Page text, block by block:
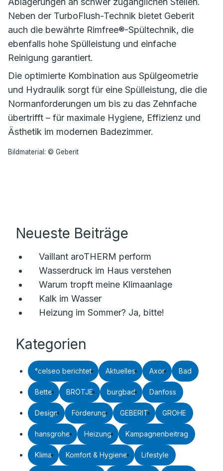
Neben der TurboFlush-Technik bietet Geberit
auch die bewährte Rimfree®-Spültechnik, die
ebenfalls hohe Spülleistung und einfache
Reinigung garantiert.
Die optimierte Kombination aus Spülgeometrie
und Hydraulik sorgt für eine Spülleistung, die die
Normanforderungen um bis zu das Zehnfache
übertrifft – für maximale Hygiene, Effizienz und
Ästhetik im modernen Badezimmer.
Bildmaterial: © Geberit
Neueste Beiträge
Vaillant aroTHERM perform
Wasserdruck im Haus verstehen
Warum tropft meine Klimaanlage
Kalk im Wasser
Heizung im Sommer? Ja, bitte!
Kategorien
°celseo berichtet Aktuelles Axor Bad
Bette BRÖTJE burgbad Danfoss
Design Förderung GEBERIT GROHE
hansgrohe Heizung Kampagnenbeitrag
Klima Komfort & Hygiene Lifestyle